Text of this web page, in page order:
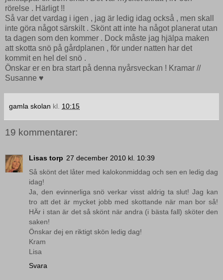
rörelse . Härligt !!
Så var det vardag i igen , jag är ledig idag också , men skall
inte göra något särskilt . Skönt att inte ha något planerat utan
ta dagen som den kommer . Dock måste jag hjälpa maken
att skotta snö på gårdplanen , för under natten har det
kommit en hel del snö .
Önskar er en bra start på denna nyårsveckan ! Kramar //
Susanne ♥
gamla skolan kl. 10:15
19 kommentarer:
Lisas torp 27 december 2010 kl. 10:39
Så skönt det låter med kalokonmiddag och sen en ledig dag
idag!
Ja, den evinnerliga snö verkar visst aldrig ta slut! Jag kan
tro att det är mycket jobb med skottande när man bor så!
HÄr i stan är det så skönt när andra (i bästa fall) sköter den
saken!
Önskar dej en riktigt skön ledig dag!
Kram
Lisa
Svara